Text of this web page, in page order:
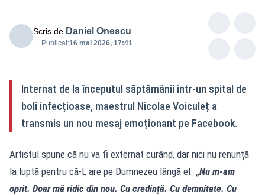
Scris de Daniel Onescu
Publicat:16 mai 2026, 17:41
Internat de la începutul săptămânii într-un spital de
boli infecțioase, maestrul Nicolae Voiculeț a
transmis un nou mesaj emoționant pe Facebook.
Artistul spune că nu va fi externat curând, dar nici nu renunță
la luptă pentru că-L are pe Dumnezeu lângă el. „Nu m-am
oprit. Doar mă ridic din nou. Cu credință. Cu demnitate. Cu